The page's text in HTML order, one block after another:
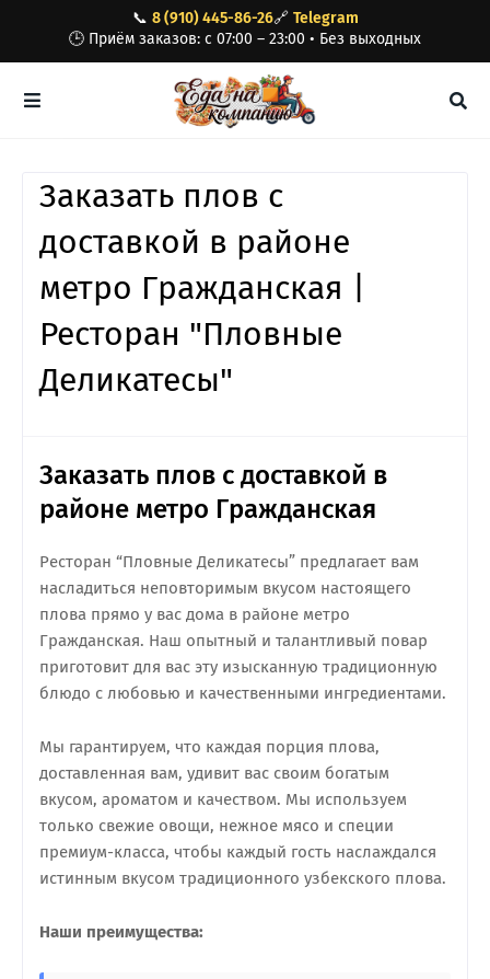
📞 8 (910) 445-86-26🔗 Telegram
🕒 Приём заказов: с 07:00 – 23:00 • Без выходных
Заказать плов с
доставкой в районе
метро Гражданская |
Ресторан "Пловные
Деликатесы"
Заказать плов с доставкой в
районе метро Гражданская
Ресторан “Пловные Деликатесы” предлагает вам
насладиться неповторимым вкусом настоящего
плова прямо у вас дома в районе метро
Гражданская. Наш опытный и талантливый повар
приготовит для вас эту изысканную традиционную
блюдо с любовью и качественными ингредиентами.
Мы гарантируем, что каждая порция плова,
доставленная вам, удивит вас своим богатым
вкусом, ароматом и качеством. Мы используем
только свежие овощи, нежное мясо и специи
премиум-класса, чтобы каждый гость наслаждался
истинным вкусом традиционного узбекского плова.
Наши преимущества: